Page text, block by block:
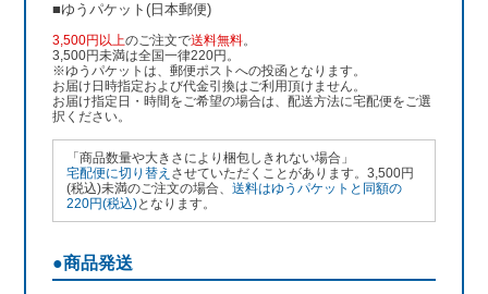
■ゆうパケット(日本郵便)
3,500円以上のご注文で送料無料。
3,500円未満は全国一律220円。
※ゆうパケットは、郵便ポストへの投函となります。
お届け日時指定および代金引換はご利用頂けません。
お届け指定日・時間をご希望の場合は、配送方法に宅配便をご選
択ください。
「商品数量や大きさにより梱包しきれない場合」
宅配便に切り替え させていただくことがあります。3,500円
(税込)未満のご注文の場合、送料はゆうパケットと同額の
220円(税込)となります。
●商品発送